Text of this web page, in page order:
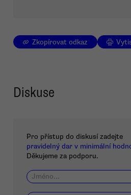
Zkopírovat odkaz
Diskuse
Pro přístup do diskusí zadejte
pravidelný dar v minimální
Děkujeme za podporu.